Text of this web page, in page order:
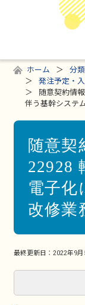
ホーム 分
発注予定・
随意契約情
伴う基幹システ
随意契
22928
電子化
改修業
最終更新日： 2022年9月